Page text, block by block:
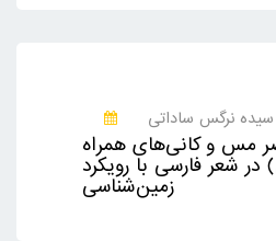
سیده نرگس ساداتی
مس و کانی‌های همراه
در شعر فارسی با رویکرد
زمین‌شناسی